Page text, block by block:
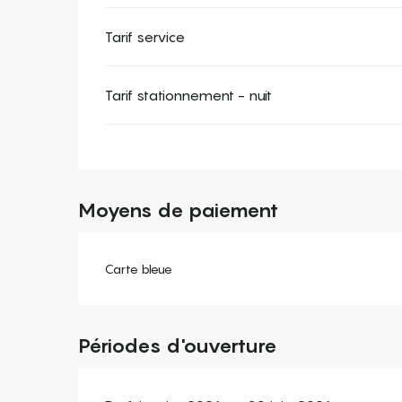
Tarif service
Tarif stationnement - nuit
Moyens de paiement
Carte bleue
Périodes d'ouverture